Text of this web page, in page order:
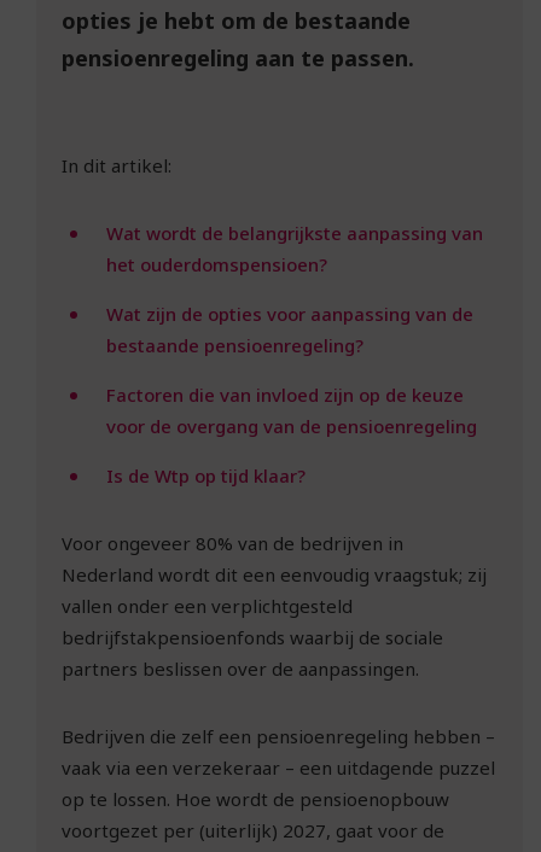
opties je hebt om de bestaande
pensioenregeling aan te passen.
In dit artikel:
Wat wordt de belangrijkste aanpassing van
het ouderdomspensioen?
Wat zijn de opties voor aanpassing van de
bestaande pensioenregeling?
Factoren die van invloed zijn op de keuze
voor de overgang van de pensioenregeling
Is de Wtp op tijd klaar?
Voor ongeveer 80% van de bedrijven in
Nederland wordt dit een eenvoudig vraagstuk; zij
vallen onder een verplichtgesteld
bedrijfstakpensioenfonds waarbij de sociale
partners beslissen over de aanpassingen.
Bedrijven die zelf een pensioenregeling hebben –
vaak via een verzekeraar – een uitdagende puzzel
op te lossen. Hoe wordt de pensioenopbouw
voortgezet per (uiterlijk) 2027, gaat voor de